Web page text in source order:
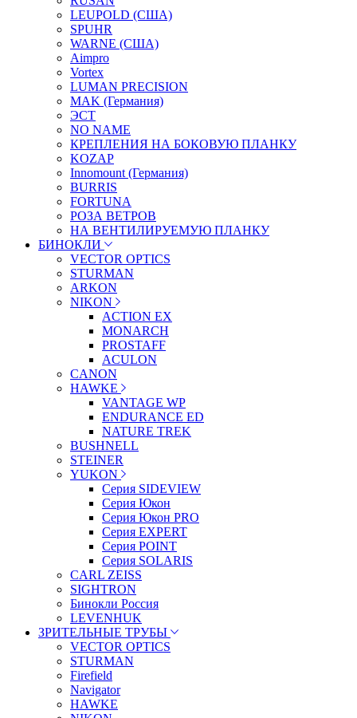
LEUPOLD (США)
SPUHR
WARNE (США)
Aimpro
Vortex
LUMAN PRECISION
MAK (Германия)
ЭСТ
NO NAME
КРЕПЛЕНИЯ НА БОКОВУЮ ПЛАНКУ
KOZAP
Innomount (Германия)
BURRIS
FORTUNA
РОЗА ВЕТРОВ
НА ВЕНТИЛИРУЕМУЮ ПЛАНКУ
БИНОКЛИ
VECTOR OPTICS
STURMAN
ARKON
NIKON
ACTION EX
MONARCH
PROSTAFF
ACULON
CANON
HAWKE
VANTAGE WP
ENDURANCE ED
NATURE TREK
BUSHNELL
STEINER
YUKON
Серия SIDEVIEW
Серия Юкон
Серия Юкон PRO
Серия EXPERT
Серия POINT
Серия SOLARIS
CARL ZEISS
SIGHTRON
Бинокли Россия
LEVENHUK
ЗРИТЕЛЬНЫЕ ТРУБЫ
VECTOR OPTICS
STURMAN
Firefield
Navigator
HAWKE